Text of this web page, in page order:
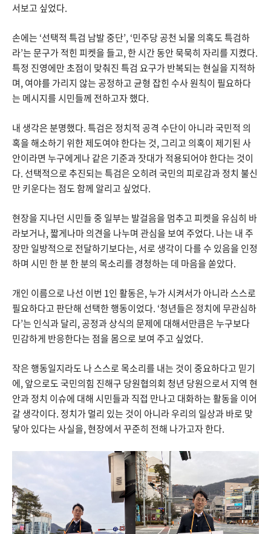
서보고 싶었다.
손에는 ‘선택적 특검 남발 중단’, ‘민주당 공천 뇌물 의혹도 특검하
라’는 문구가 적힌 피켓을 들고, 한 시간 동안 묵묵히 자리를 지켰다.
특정 진영에만 초점이 맞춰진 특검 요구가 반복되는 현실을 지적하
며, 여야를 가리지 않는 공정하고 균형 잡힌 수사 원칙이 필요하다
는 메시지를 시민들께 전하고자 했다.
내 생각은 분명했다. 특검은 정치적 공격 수단이 아니라 국민적 의
혹을 해소하기 위한 제도여야 한다는 것, 그리고 의혹이 제기된 사
안이라면 누구에게나 같은 기준과 잣대가 적용되어야 한다는 것이
다. 선택적으로 추진되는 특검은 오히려 국민의 피로감과 정치 불신
만 키운다는 점도 함께 알리고 싶었다.
현장을 지나던 시민들 중 일부는 발걸음을 멈추고 피켓을 유심히 바
라보거나, 짧게나마 의견을 나누며 관심을 보여 주었다. 나는 내 주
장만 일방적으로 전달하기보다는, 서로 생각이 다를 수 있음을 인정
하며 시민 한 분 한 분의 목소리를 경청하는 데 마음을 쏟았다.
개인 이름으로 나선 이번 1인 활동은, 누가 시켜서가 아니라 스스로
필요하다고 판단해 선택한 행동이었다. ‘청년들은 정치에 무관심하
다’는 인식과 달리, 공정과 상식의 문제에 대해서만큼은 누구보다
민감하게 반응한다는 점을 몸으로 보여 주고 싶었다.
작은 행동일지라도 나 스스로 목소리를 내는 것이 중요하다고 믿기
에, 앞으로도 국민의힘 진해구 당원협의회 청년 당원으로서 지역 현
안과 정치 이슈에 대해 시민들과 직접 만나고 대화하는 활동을 이어
갈 생각이다. 정치가 멀리 있는 것이 아니라 우리의 일상과 바로 맞
닿아 있다는 사실을, 현장에서 꾸준히 전해 나가고자 한다.